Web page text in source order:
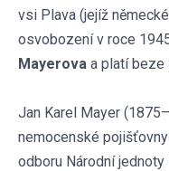
vsi Plava (jejíž
osvobození v roce
Mayerova a platí beze
Jan Karel Mayer
nemocenské
odboru Národní